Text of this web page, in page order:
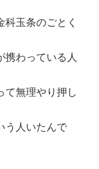
玉条のごとく
携わっている人
て無理やり押し
う人いたんで